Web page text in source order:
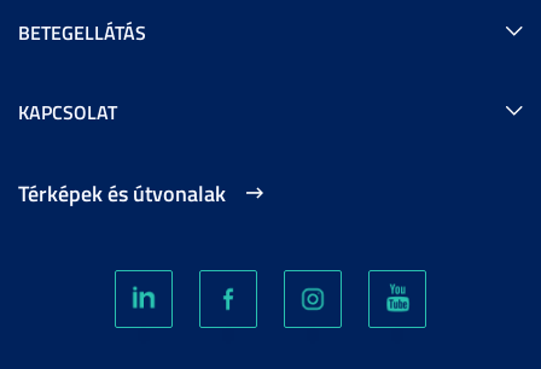
BETEGELLÁTÁS
KAPCSOLAT
Térképek és útvonalak